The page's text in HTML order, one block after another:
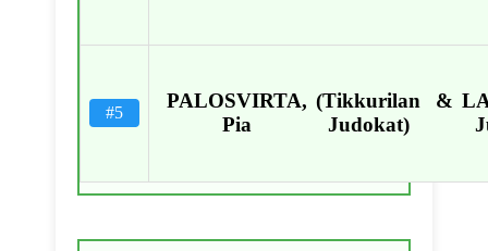
#5
PALOSVIRTA,
Pia
(Tikkurilan
Judokat)
&